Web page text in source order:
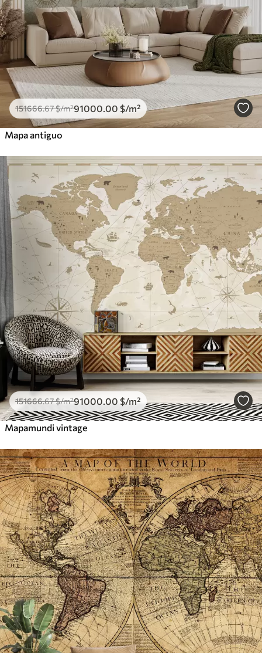
151666.67$/m²91000.00 $/m²
Mapa antiguo
151666.67$/m²91000.00 $/m²
Mapamundi vintage